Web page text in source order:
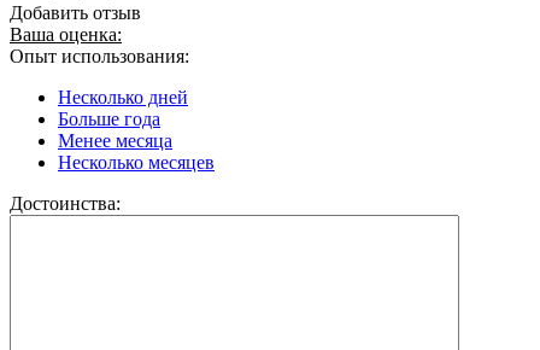
Добавить отзыв
Ваша оценка:
Опыт использования:
Несколько дней
Больше года
Менее месяца
Несколько месяцев
Достоинства: